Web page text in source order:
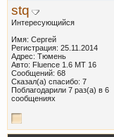
stq
Интересующийся
Имя: Сергей
Регистрация: 25.11.2014
Адрес: Тюмень
Авто: Fluence 1.6 MT 16
Сообщений: 68
Сказал(а) спасибо: 7
Поблагодарили 7 раз(а) в 6
сообщениях